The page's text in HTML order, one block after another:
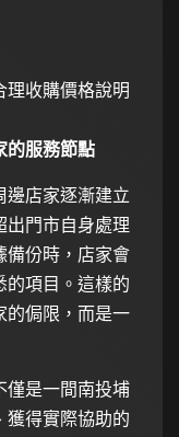
理收購價格說明
的服務節點
邊店家逐漸建立
出門市自身處理
備份時，店家會
的項目。這樣的
的侷限，而是一
僅是一間南投埔
獲得實際協助的